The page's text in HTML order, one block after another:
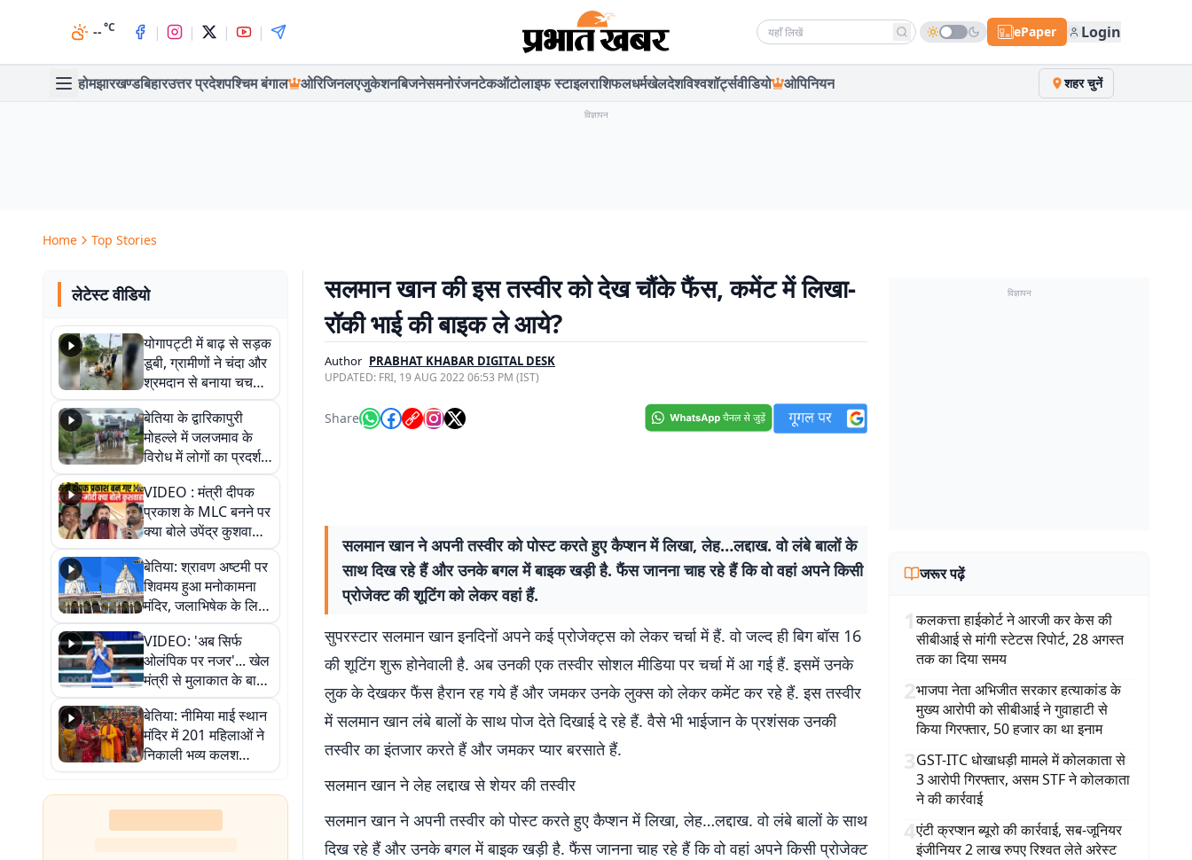
--°C | | | | Search news ePaper Login
होमझारखण्डबिहारउत्तर प्रदेशपश्चिम बंगाल ओरिजिनलएजुकेशनबिजनेसमनोरंजनटेकऑटोलाइफ स्टाइलराशिफलधर्मखेलदेशविश्वशॉर्ट्सवीडियो ओपिनियन शहर चुनें
विज्ञापन
Home Top Stories
लेटेस्ट वीडियो
योगापट्टी में बाढ़ से सड़क
डूबी, ग्रामीणों ने चंदा और
श्रमदान से बनाया चचरी
पुल
बेतिया के द्वारिकापुरी
मोहल्ले में जलजमाव के
विरोध में लोगों का प्रदर्शन,
स्थायी समाधान की मांग
VIDEO : मंत्री दीपक
प्रकाश के MLC बनने पर
क्या बोले उपेंद्र कुशवाहा,
सुनिए
बेतिया: श्रावण अष्टमी पर
शिवमय हुआ मनोकामना
मंदिर, जलाभिषेक के लिए
लगी लंबी कतारें
VIDEO: 'अब सिर्फ
ओलंपिक पर नजर'... खेल
मंत्री से मुलाकात के बाद
जैसमीन लंबोरिया का बड़ा
बयान
बेतिया: नीमिया माई स्थान
मंदिर में 201 महिलाओं ने
निकाली भव्य कलश
शोभायात्रा, शिवलिंग
प्राण-प्रतिष्ठा महोत्सव
शुरू
सलमान खान की इस तस्वीर को देख चौंके फैंस, कमेंट में लिखा-
रॉकी भाई की बाइक ले आये?
Author PRABHAT KHABAR DIGITAL DESK
UPDATED: FRI, 19 AUG 2022 06:53 PM (IST)
Share
सलमान खान ने अपनी तस्वीर को पोस्ट करते हुए कैप्शन में लिखा, लेह…लद्दाख. वो लंबे बालों के
साथ दिख रहे हैं और उनके बगल में बाइक खड़ी है. फैंस जानना चाह रहे हैं कि वो वहां अपने किसी
प्रोजेक्ट की शूटिंग को लेकर वहां हैं.
सुपरस्टार सलमान खान इनदिनों अपने कई प्रोजेक्ट्स को लेकर चर्चा में हैं. वो जल्द ही बिग बॉस 16
की शूटिंग शुरू होनेवाली है. अब उनकी एक तस्वीर सोशल मीडिया पर चर्चा में आ गई हैं. इसमें उनके
लुक के देखकर फैंस हैरान रह गये हैं और जमकर उनके लुक्स को लेकर कमेंट कर रहे हैं. इस तस्वीर
में सलमान खान लंबे बालों के साथ पोज देते दिखाई दे रहे हैं. वैसे भी भाईजान के प्रशंसक उनकी
तस्वीर का इंतजार करते हैं और जमकर प्यार बरसाते हैं.
सलमान खान ने लेह लद्दाख से शेयर की तस्वीर
सलमान खान ने अपनी तस्वीर को पोस्ट करते हुए कैप्शन में लिखा, लेह…लद्दाख. वो लंबे बालों के साथ
दिख रहे हैं और उनके बगल में बाइक खड़ी है. फैंस जानना चाह रहे हैं कि वो वहां अपने किसी प्रोजेक्ट
विज्ञापन
जरूर पढ़ें
1कलकत्ता हाईकोर्ट ने आरजी कर केस की
सीबीआई से मांगी स्टेटस रिपोर्ट, 28 अगस्त
तक का दिया समय
2भाजपा नेता अभिजीत सरकार हत्याकांड के
मुख्य आरोपी को सीबीआई ने गुवाहाटी से
किया गिरफ्तार, 50 हजार का था इनाम
3GST-ITC धोखाधड़ी मामले में कोलकाता से
3 आरोपी गिरफ्तार, असम STF ने कोलकाता
ने की कार्रवाई
4एंटी क्रप्शन ब्यूरो की कार्रवाई, सब-जूनियर
इंजीनियर 2 लाख रुपए रिश्वत लेते अरेस्ट